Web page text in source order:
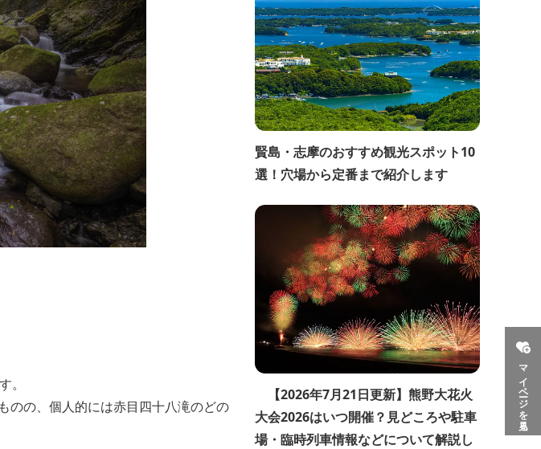
マイページを見る
。
のの、個人的には赤目四十八滝のどの
賢島・志摩のおすすめ観光スポット10
選！穴場から定番まで紹介します
【2026年7月21日更新】熊野大花火
大会2026はいつ開催？見どころや駐車
場・臨時列車情報などについて解説し